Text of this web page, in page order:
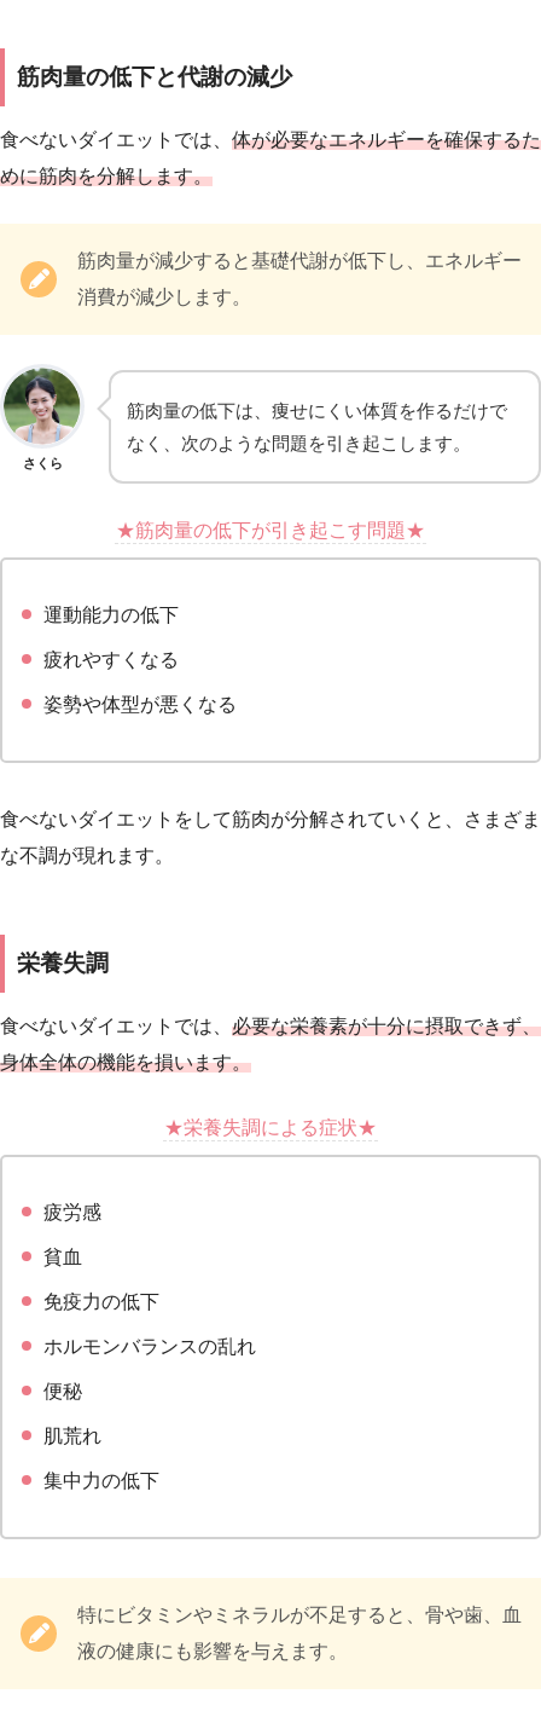
筋肉量の低下と代謝の減少
食べないダイエットでは、 体が必要なエネルギーを確保するた
めに筋肉を分解します。
筋肉量が減少すると基礎代謝が低下し、エネルギー
消費が減少します。
さくら
筋肉量の低下は、痩せにくい体質を作るだけで
なく、次のような問題を引き起こします。
★筋肉量の低下が引き起こす問題★
運動能力の低下
疲れやすくなる
姿勢や体型が悪くなる
食べないダイエットをして筋肉が分解されていくと、さまざま
な不調が現れます。
栄養失調
食べないダイエットでは、 必要な栄養素が十分に摂取できず、
身体全体の機能を損います。
★栄養失調による症状★
疲労感
貧血
免疫力の低下
ホルモンバランスの乱れ
便秘
肌荒れ
集中力の低下
特にビタミンやミネラルが不足すると、骨や歯、血
液の健康にも影響を与えます。